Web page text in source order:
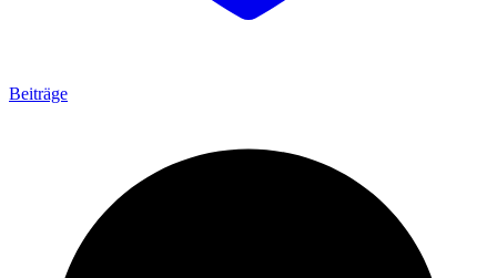
Beiträge